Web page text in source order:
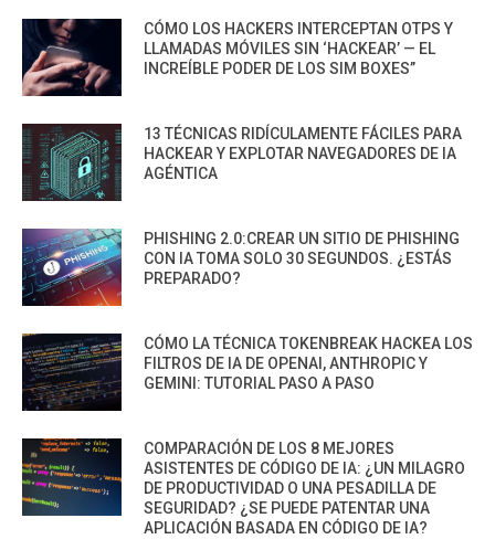
CÓMO LOS HACKERS INTERCEPTAN OTPS Y
LLAMADAS MÓVILES SIN ‘HACKEAR’ — EL
INCREÍBLE PODER DE LOS SIM BOXES”
13 TÉCNICAS RIDÍCULAMENTE FÁCILES PARA
HACKEAR Y EXPLOTAR NAVEGADORES DE IA
AGÉNTICA
PHISHING 2.0:CREAR UN SITIO DE PHISHING
CON IA TOMA SOLO 30 SEGUNDOS. ¿ESTÁS
PREPARADO?
CÓMO LA TÉCNICA TOKENBREAK HACKEA LOS
FILTROS DE IA DE OPENAI, ANTHROPIC Y
GEMINI: TUTORIAL PASO A PASO
COMPARACIÓN DE LOS 8 MEJORES
ASISTENTES DE CÓDIGO DE IA: ¿UN MILAGRO
DE PRODUCTIVIDAD O UNA PESADILLA DE
SEGURIDAD? ¿SE PUEDE PATENTAR UNA
APLICACIÓN BASADA EN CÓDIGO DE IA?